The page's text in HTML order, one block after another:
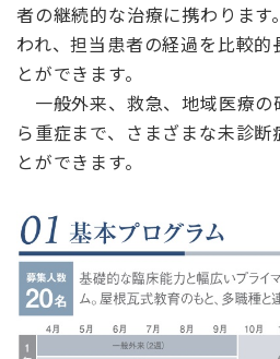
者の継続的な治療に携わりま
われ、担当患者の経過を比較
とができます。
一般外来、救急、地域医療の
ら重症まで、さまざまな未診
とができます。